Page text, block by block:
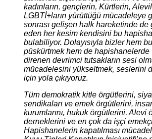
kadınların, gençlerin, Kürtlerin,
LGBTİ+ların yürüttüğü mücadeleye
sonrası gelişen halk hareketinde de
eden her kesim kendisini bu
bulabiliyor. Dolayısıyla bizler hem bu
püskürtmek hem de
direnen devrimci tutsakların sesi
mücadelesini yükseltmek, seslerini
için yola çıkıyoruz.
Tüm demokratik kitle örgütlerini,
sendikaları ve emek örgütlerini,
kurumlarını, hukuk örgütlerini, Alevi
derneklerini ve en çok da işçi
Hapishanelerin kapatılması